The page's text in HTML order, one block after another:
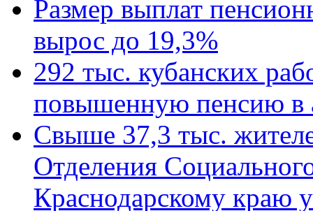
Размер выплат
вырос до 19,3%
292 тыс. кубанских
повышенную пенсию в
Свыше 37,3 тыс.
Отделения
Краснодарскому краю